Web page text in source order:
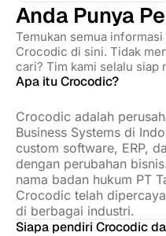
Anda Punya
Temukan semua
Crocodic di sini. Tidak
cari? Tim kami selalu siap
Apa itu Crocodic?
Crocodic adalah
Business Systems di
custom software, ERP,
dengan perubahan
nama badan hukum PT
Crocodic telah
di berbagai industri.
Siapa pendiri Crocodic